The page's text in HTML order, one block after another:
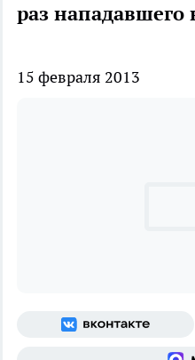
раз
15 февраля 2013